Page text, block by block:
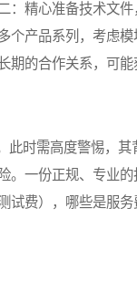
：精心准备技术文
个产品系列，考虑
的合作关系，可能
时需高度警惕，其
。一份正规、专业
试费），哪些是服